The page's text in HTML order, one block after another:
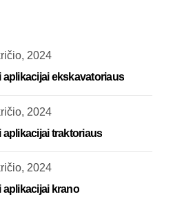
2024
aplikacijai ekskavatoriaus
2024
aplikacijai traktoriaus
2024
aplikacijai krano